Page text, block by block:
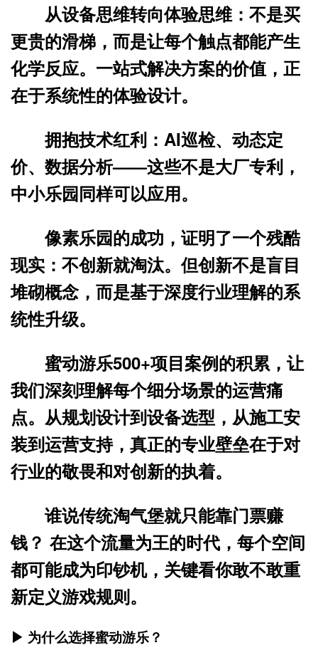
从设备思维转向体验思维：不是买
更贵的滑梯，而是让每个触点都能产生
化学反应。 一站式解决方案的价值，正
在于系统性的体验设计。
拥抱技术红利 ：AI巡检、动态定
价、数据分析——这些不是大厂专利，
中小乐园同样可以应用。
像素乐园的成功，证明了一个残酷
现实： 不创新就淘汰。但创新不是盲目
堆砌概念，而是基于深度行业理解的系
统性升级。
蜜动游乐500+项目案例的积累，让
我们深刻理解每个细分场景的运营痛
点。从规划设计到设备选型，从施工安
装到运营支持，真正的专业壁垒在于对
行业的敬畏和对创新的执着。
谁说传统淘气堡就只能靠门票赚
钱？ 在这个流量为王的时代，每个空间
都可能成为印钞机，关键看你敢不敢重
新定义游戏规则。
▶ 为什么选择蜜动游乐？